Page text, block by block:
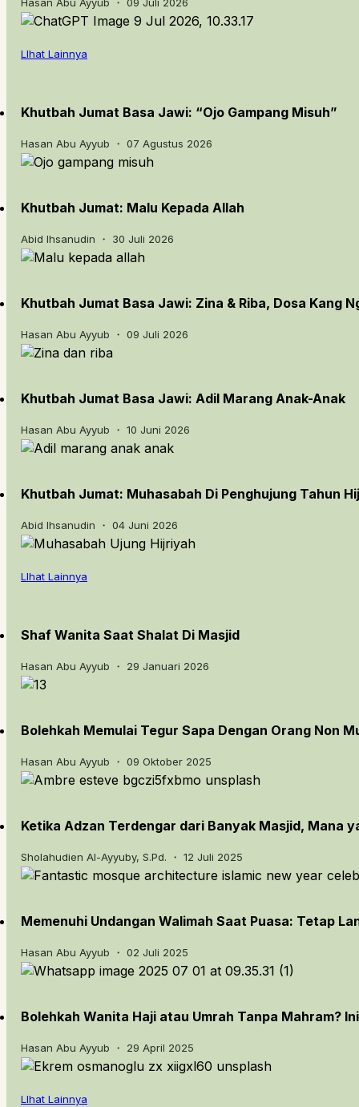
LIhat Lainnya
Khutbah Jumat Basa Jawi: “Ojo Gampang Misuh”
Hasan Abu Ayyub ・ 07 Agustus 2026
Khutbah Jumat: Malu Kepada Allah
Abid Ihsanudin ・ 30 Juli 2026
Khutbah Jumat Basa Jawi: Zina & Riba, Dosa Kang
Hasan Abu Ayyub ・ 09 Juli 2026
Khutbah Jumat Basa Jawi: Adil Marang Anak-Anak
Hasan Abu Ayyub ・ 10 Juni 2026
Khutbah Jumat: Muhasabah Di Penghujung Tahun
Abid Ihsanudin ・ 04 Juni 2026
LIhat Lainnya
Shaf Wanita Saat Shalat Di Masjid
Hasan Abu Ayyub ・ 29 Januari 2026
Bolehkah Memulai Tegur Sapa Dengan Orang Non
Hasan Abu Ayyub ・ 09 Oktober 2025
Ketika Adzan Terdengar dari Banyak Masjid, Mana
Sholahudien Al-Ayyuby, S.Pd. ・ 12 Juli 2025
Memenuhi Undangan Walimah Saat Puasa: Tetap
Hasan Abu Ayyub ・ 02 Juli 2025
Bolehkah Wanita Haji atau Umrah Tanpa Mahram?
Hasan Abu Ayyub ・ 29 April 2025
LIhat Lainnya